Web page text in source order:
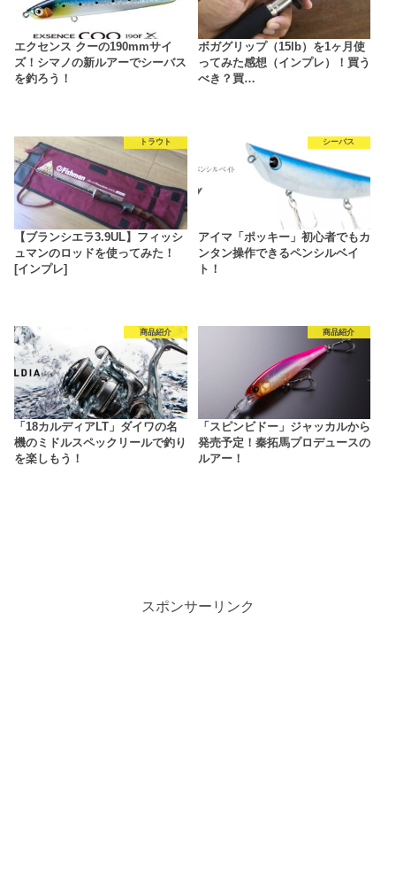
エクセンス クーの190mmサイ
ズ！シマノの新ルアーでシーバス
を釣ろう！
ボガグリップ（15lb）を1ヶ月使
ってみた感想（インプレ）！買う
べき？買…
トラウト
【ブランシエラ3.9UL】フィッシ
ュマンのロッドを使ってみた！
[インプレ]
シーバス
アイマ「ポッキー」初心者でもカ
ンタン操作できるペンシルベイ
ト！
商品紹介
「18カルディアLT」ダイワの名
機のミドルスペックリールで釣り
を楽しもう！
商品紹介
「スピンビドー」ジャッカルから
発売予定！秦拓馬プロデュースの
ルアー！
スポンサーリンク